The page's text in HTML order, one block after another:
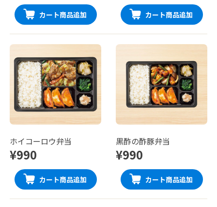
カート商品追加 カート商品追加
ホイコーロウ弁当
¥990
カート商品追加
黒酢の酢豚弁当
¥990
カート商品追加